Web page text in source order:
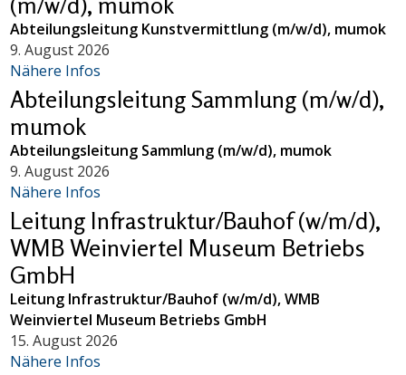
Abteilungsleitung Kunstvermittlung (m/w/d), mumok
9. August 2026
Nähere Infos
Abteilungsleitung Sammlung (m/w/d),
mumok
Abteilungsleitung Sammlung (m/w/d), mumok
9. August 2026
Nähere Infos
Leitung Infrastruktur/Bauhof (w/m/d),
WMB Weinviertel Museum Betriebs
GmbH
Leitung Infrastruktur/Bauhof (w/m/d), WMB
Weinviertel Museum Betriebs GmbH
15. August 2026
Nähere Infos